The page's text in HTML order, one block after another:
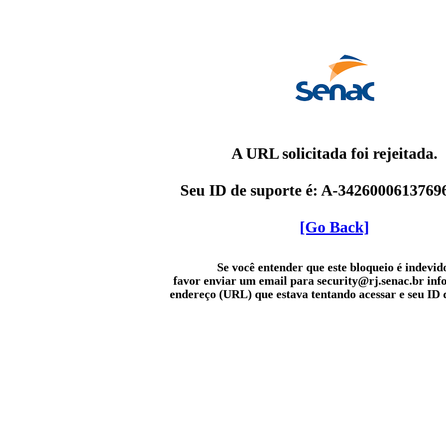
A URL solicitada foi rejeitada.
Seu ID de suporte é: A-
[Go Back]
Se você entender que este bloqueio é
favor enviar um email para security@rj.senac.br
endereço (URL) que estava tentando acessar e seu ID